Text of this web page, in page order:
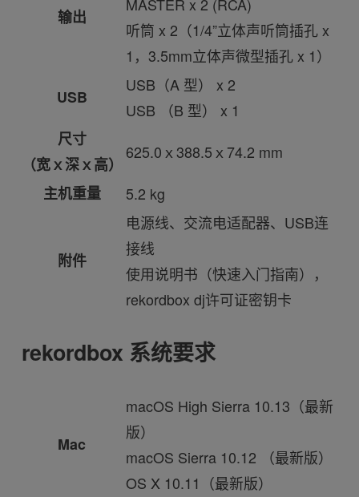
输出
听筒 x 2（1/4”立体声听筒插孔 x
1，3.5mm立体声微型插孔 x 1）
USB
USB（A 型） x 2
USB （B 型） x 1
尺寸
（宽ｘ深ｘ高）
625.0ｘ388.5ｘ74.2 mm
主机重量
5.2 kg
附件
电源线、交流电适配器、USB连
接线
使用说明书（快速入门指南），
rekordbox dj许可证密钥卡
rekordbox 系统要求
Mac
macOS High Sierra 10.13（最新
版）
macOS Sierra 10.12 （最新版）
OS X 10.11（最新版）